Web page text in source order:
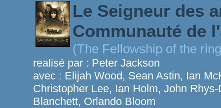
Le Seigneur des
Communauté de
(The Fellowship of the
realisé par : Peter Jackson
avec : Elijah Wood, Sean Astin, Ian
Christopher Lee, Ian Holm, John
Blanchett, Orlando Bloom